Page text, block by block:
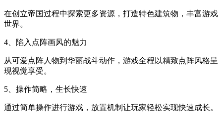
在创立帝国过程中探索更多资源，打造特色建筑物，丰富游戏
世界。
4、陷入点阵画风的魅力
从可爱点阵人物到华丽战斗动作，游戏全程以精致点阵风格呈
现视觉享受。
5、操作简略，生长快速
通过简单操作进行游戏，放置机制让玩家轻松实现快速成长。